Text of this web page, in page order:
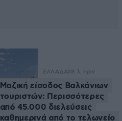
ΕΛΛΑΔΑ38 λ. πριν
Μαζική είσοδος Βαλκάνιων
τουριστών: Περισσότερες
από 45.000 διελεύσεις
καθημερινά από το τελωνείο